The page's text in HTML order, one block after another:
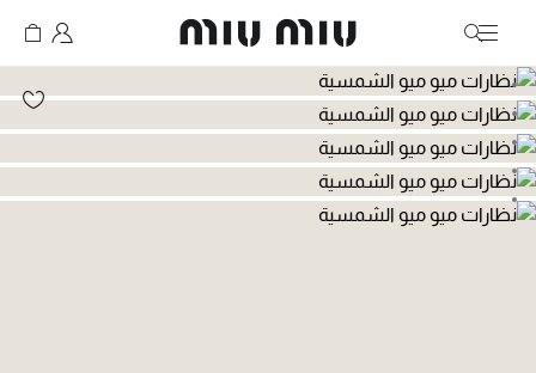
MiuMiu logo
انتقال إلى الصورة 1
انتقال إلى الصورة 2
انتقال إلى الصورة 3
انتقال إلى الصورة 4
انتقال إلى الصورة 5
انتقال إلى الصورة 6